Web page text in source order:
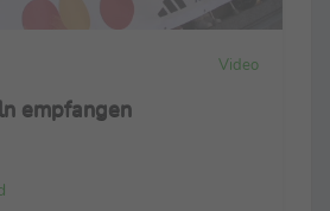
Video
empfangen